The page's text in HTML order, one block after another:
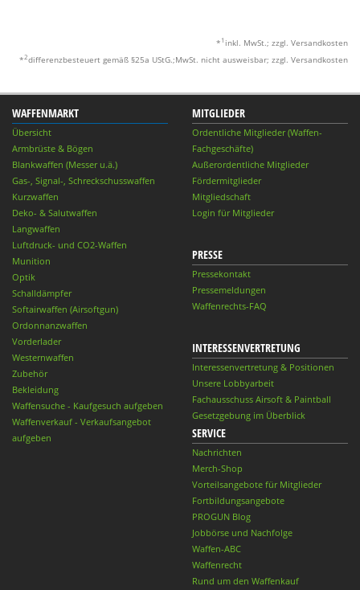
* 1 inkl. MwSt.; zzgl. Versandkosten
*2differenzbesteuert gemäß §25a UStG.;MwSt. nicht ausweisbar; zzgl. Versandkosten
WAFFENMARKT
Übersicht
Armbrüste & Bögen
Blankwaffen (Messer u.ä.)
Gas-, Signal-, Schreckschusswaffen
Kurzwaffen
Deko- & Salutwaffen
Langwaffen
Luftdruck- und CO2-Waffen
Munition
Optik
Schalldämpfer
Softairwaffen (Airsoftgun)
Ordonnanzwaffen
Vorderlader
Westernwaffen
Zubehör
Bekleidung
Waffensuche - Kaufgesuch aufgeben
Waffenverkauf - Verkaufsangebot
aufgeben
MITGLIEDER
Ordentliche Mitglieder (Waffen-
Fachgeschäfte)
Außerordentliche Mitglieder
Fördermitglieder
Mitgliedschaft
Login für Mitglieder
PRESSE
Pressekontakt
Pressemeldungen
Waffenrechts-FAQ
INTERESSENVERTRETUNG
Interessenvertretung & Positionen
Unsere Lobbyarbeit
Fachausschuss Airsoft & Paintball
Gesetzgebung im Überblick
SERVICE
Nachrichten
Merch-Shop
Vorteilsangebote für Mitglieder
Fortbildungsangebote
PROGUN Blog
Jobbörse und Nachfolge
Waffen-ABC
Waffenrecht
Rund um den Waffenkauf